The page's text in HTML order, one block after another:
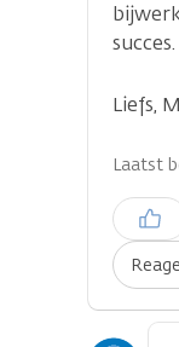
succes.
Liefs,
Laatst
plaatsen